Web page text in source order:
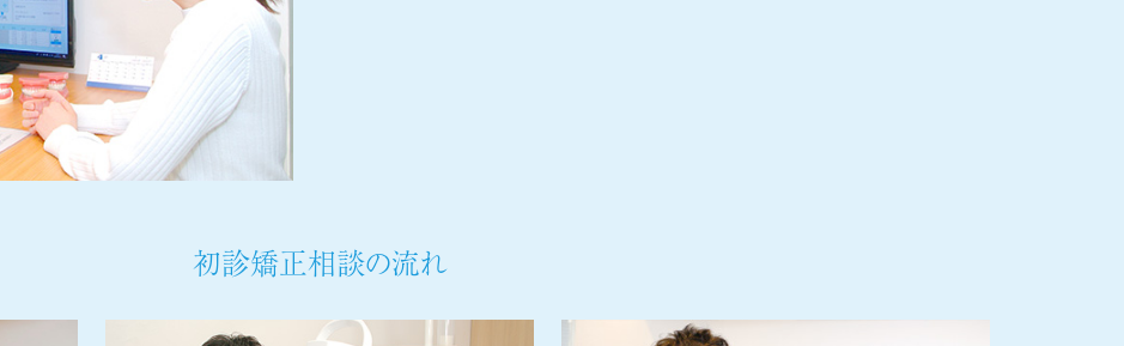
初診矯正相談の流れ